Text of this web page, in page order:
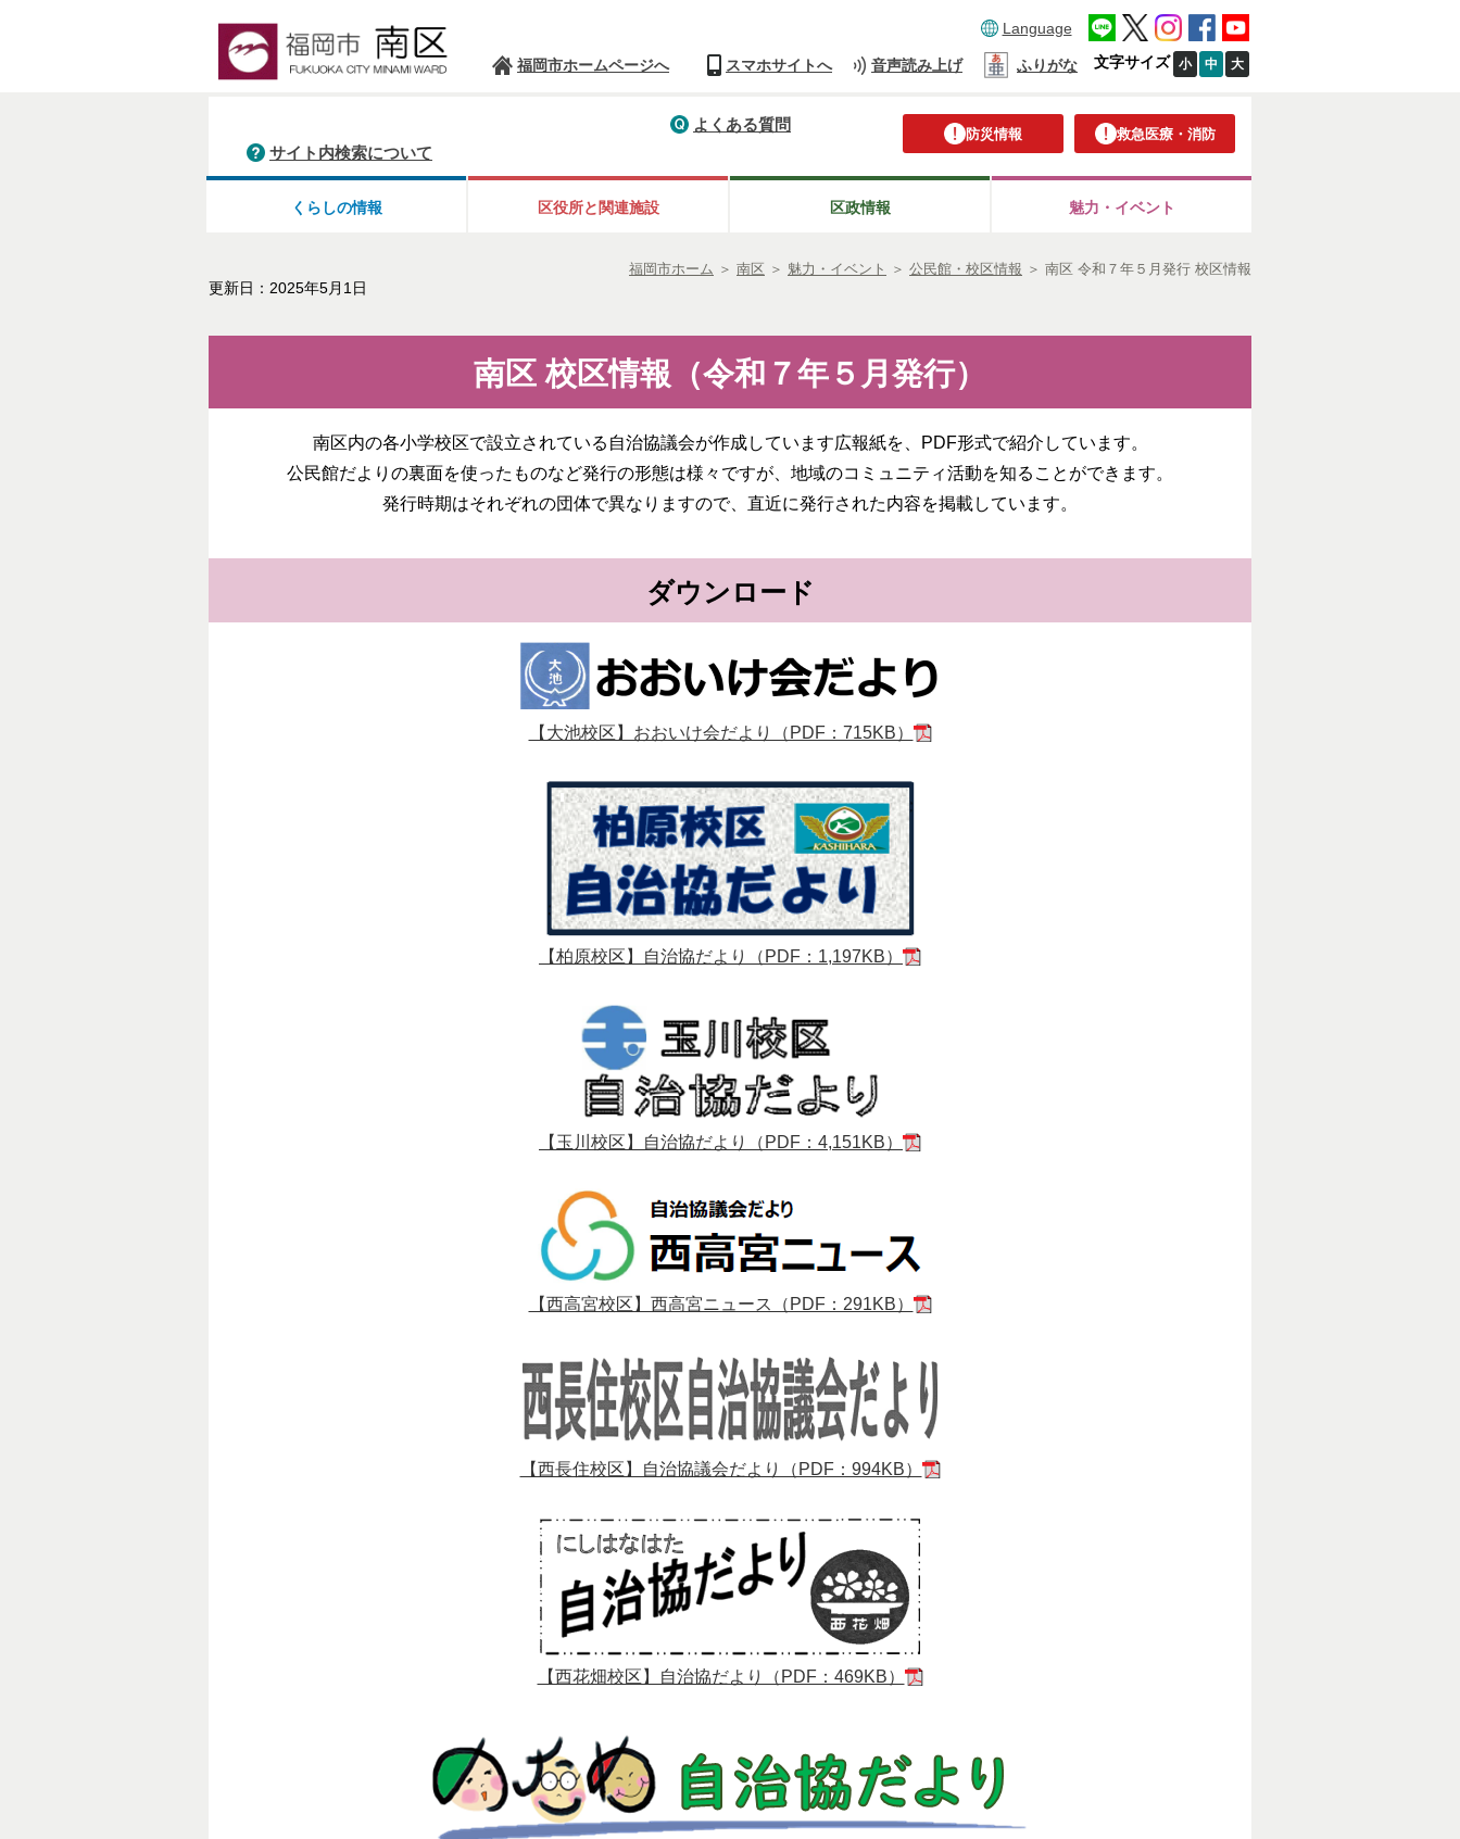
Language
福岡市ホームページへ スマホサイトへ 音声読み上げ ふりがな 文字サイズ 小 中 大
防災情報 救急医療・消防
よくある質問
サイト内検索について
くらしの情報 区役所と関連施設 区政情報 魅力・イベント
福岡市ホーム ＞ 南区 ＞ 魅力・イベント ＞ 公民館・校区情報 ＞ 南区 令和７年５月発行 校区情報
更新日：2025年5月1日
南区 校区情報（令和７年５月発行）
南区内の各小学校区で設立されている自治協議会が作成しています広報紙を、PDF形式で紹介しています。
公民館だよりの裏面を使ったものなど発行の形態は様々ですが、地域のコミュニティ活動を知ることができます。
発行時期はそれぞれの団体で異なりますので、直近に発行された内容を掲載しています。
ダウンロード
【大池校区】おおいけ会だより（PDF：715KB）
【柏原校区】自治協だより（PDF：1,197KB）
【玉川校区】自治協だより（PDF：4,151KB）
【西高宮校区】西高宮ニュース（PDF：291KB）
【西長住校区】自治協議会だより（PDF：994KB）
【西花畑校区】自治協だより（PDF：469KB）